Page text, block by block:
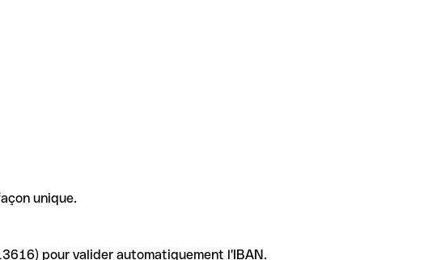
unique.
pour valider automatiquement l'IBAN.